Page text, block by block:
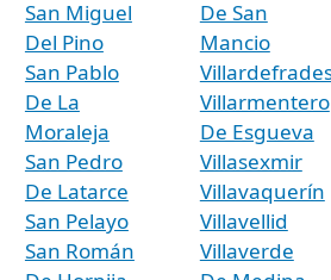
San Miguel
Del Pino
San Pablo
De La
Moraleja
San Pedro
De Latarce
San Pelayo
San Román
De San
Mancio
Villarmentero
De Esgueva
Villasexmir
Villavaquerín
Villavellid
Villaverde